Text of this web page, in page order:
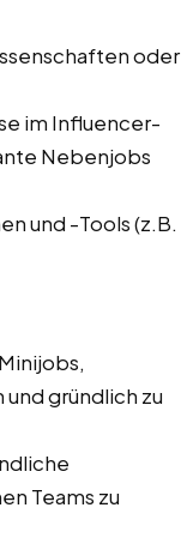
oder
im Influencer-
Nebenjobs
und -Tools (z.B.
gründlich zu
Teams zu